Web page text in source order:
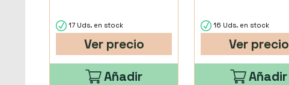
17 Uds. en stock
Ver precio
Añadir
16 Uds. en stock
Ver precio
Añadir